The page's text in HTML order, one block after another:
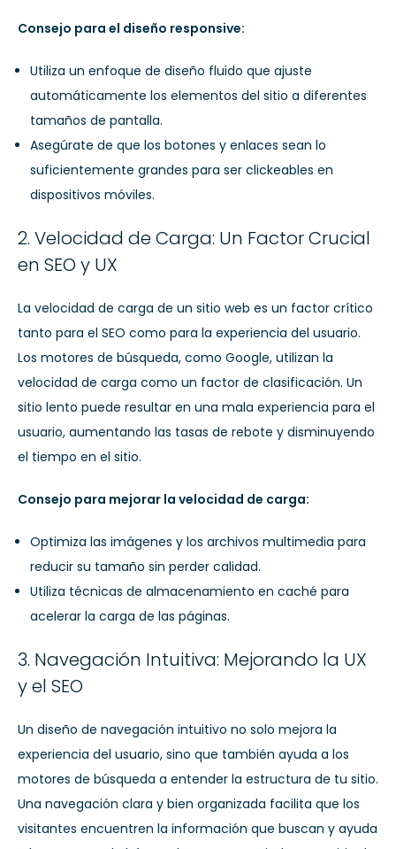
Consejo para el diseño responsive:
Utiliza un enfoque de diseño fluido que ajuste
automáticamente los elementos del sitio a diferentes
tamaños de pantalla.
Asegúrate de que los botones y enlaces sean lo
suficientemente grandes para ser clickeables en
dispositivos móviles.
2. Velocidad de Carga: Un Factor Crucial
en SEO y UX
La velocidad de carga de un sitio web es un factor crítico
tanto para el SEO como para la experiencia del usuario.
Los motores de búsqueda, como Google, utilizan la
velocidad de carga como un factor de clasificación. Un
sitio lento puede resultar en una mala experiencia para el
usuario, aumentando las tasas de rebote y disminuyendo
el tiempo en el sitio.
Consejo para mejorar la velocidad de carga:
Optimiza las imágenes y los archivos multimedia para
reducir su tamaño sin perder calidad.
Utiliza técnicas de almacenamiento en caché para
acelerar la carga de las páginas.
3. Navegación Intuitiva: Mejorando la UX
y el SEO
Un diseño de navegación intuitivo no solo mejora la
experiencia del usuario, sino que también ayuda a los
motores de búsqueda a entender la estructura de tu sitio.
Una navegación clara y bien organizada facilita que los
visitantes encuentren la información que buscan y ayuda